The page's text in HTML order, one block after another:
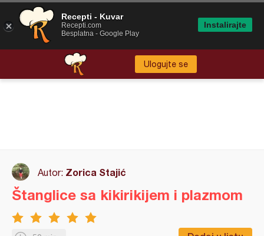
Ulogujte se
Autor: Zorica Stajić
Štanglice sa kikirikijem i plazmom
Recepti - Kuvar
Recepti.com
Besplatna - Google Play
Instalirajte